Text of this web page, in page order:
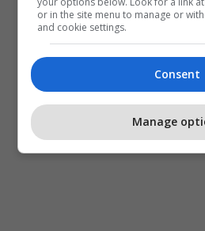
or in the site menu to manage or
and cookie settings.
Consent
Manage